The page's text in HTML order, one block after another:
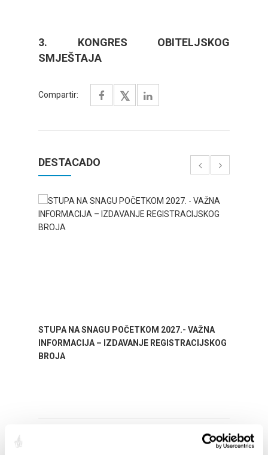
3. KONGRES OBITELJSKOG
SMJEŠTAJA
Compartir:
DESTACADO
STUPA NA SNAGU POČETKOM 2027.- VAŽNA
INFORMACIJA – IZDAVANJE REGISTRACIJSKOG
BROJA